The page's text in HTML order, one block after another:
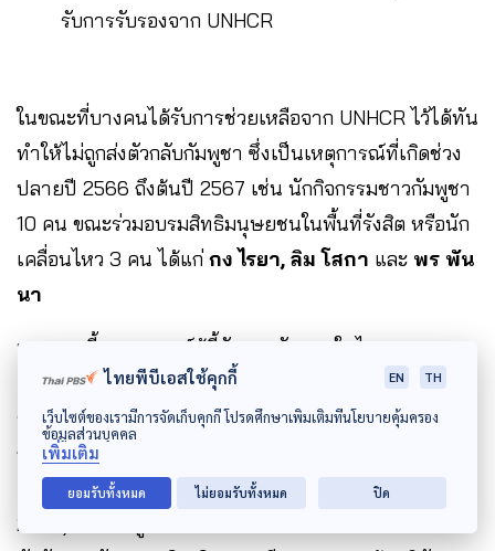
รับการรับรองจาก UNHCR
ในขณะที่บางคนได้รับการช่วยเหลือจาก UNHCR ไว้ได้ทัน
ทำให้ไม่ถูกส่งตัวกลับกัมพูชา ซึ่งเป็นเหตุการณ์ที่เกิดช่วง
ปลายปี 2566 ถึงต้นปี 2567 เช่น นักกิจกรรมชาวกัมพูชา
10 คน ขณะร่วมอบรมสิทธิมนุษยชนในพื้นที่รังสิต หรือนัก
เคลื่อนไหว 3 คน ได้แก่ กง ไรยา, ลิม โสกา และ พร พัน
นา
นอกจากนี้สถานการณ์ผู้ลี้ภัยชาวกัมพูชาในไทยหลายคน
ยังอยู่ในอันตรายแม้ไม่ถูกส่งกลับ เช่น ถูกจับกุม ไม่ทราบ
ชะตากรรม (โธล ซัมนังสมาชิกพรรคแสงเทียน เมื่อ 7
ก.ค. 2566) หรือถูกทำร้ายร่างกาย (
เคลื่อนไหวฝ่ายค้านกัมพูชาที่ลี้ภัยในไทย เมื่อ 25 ส.ค.
2566) บางคนถูกสังหาร โดยเชื่อว่าอาจมีความเกี่ยวโยง
ไทยพีบีเอสใช้คุกกี้ EN TH
เว็บไซต์ของเรามีการจัดเก็บคุกกี้ โปรดศึกษาเพิ่มเติมที่นโยบายคุ้มครอง
ข้อมูลส่วนบุคคล
เพิ่มเติม
ยอมรับทั้งหมด ไม่ยอมรับทั้งหมด ปิด